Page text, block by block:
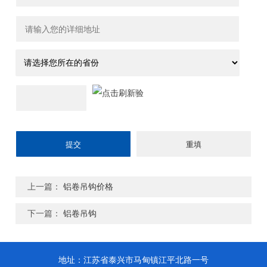
上一篇：铝卷吊钩价格
下一篇：铝卷吊钩
地址：江苏省泰兴市马甸镇江平北路一号